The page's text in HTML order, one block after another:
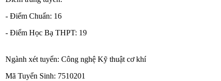
- Điểm Chuẩn: 16
- Điểm Học Bạ THPT: 19
Ngành xét tuyển: Công nghệ Kỹ thuật cơ khí
Mã Tuyển Sinh: 7510201